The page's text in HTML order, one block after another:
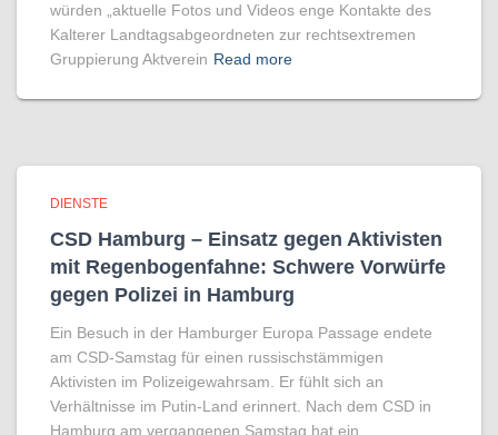
würden „aktuelle Fotos und Videos enge Kontakte des
Kalterer Landtagsabgeordneten zur rechtsextremen
Gruppierung Aktverein Read more
DIENSTE
CSD Hamburg – Einsatz gegen Aktivisten
mit Regenbogen­fahne: Schwere Vorwürfe
gegen Polizei in Hamburg
Ein Besuch in der Hamburger Europa Passage endete
am CSD-Samstag für einen russischstämmigen
Aktivisten im Polizeigewahrsam. Er fühlt sich an
Verhältnisse im Putin-Land erinnert. Nach dem CSD in
Hamburg am vergangenen Samstag hat ein